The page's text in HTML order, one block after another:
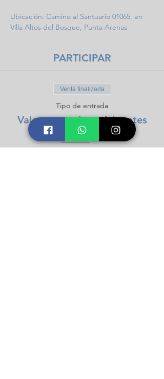
Ubicación: Camino al Santuario 01065, en
Villa Altos del Bosque, Punta Arenas
PARTICIPAR
Venta finalizada
Tipo de entrada
Valor general participantes